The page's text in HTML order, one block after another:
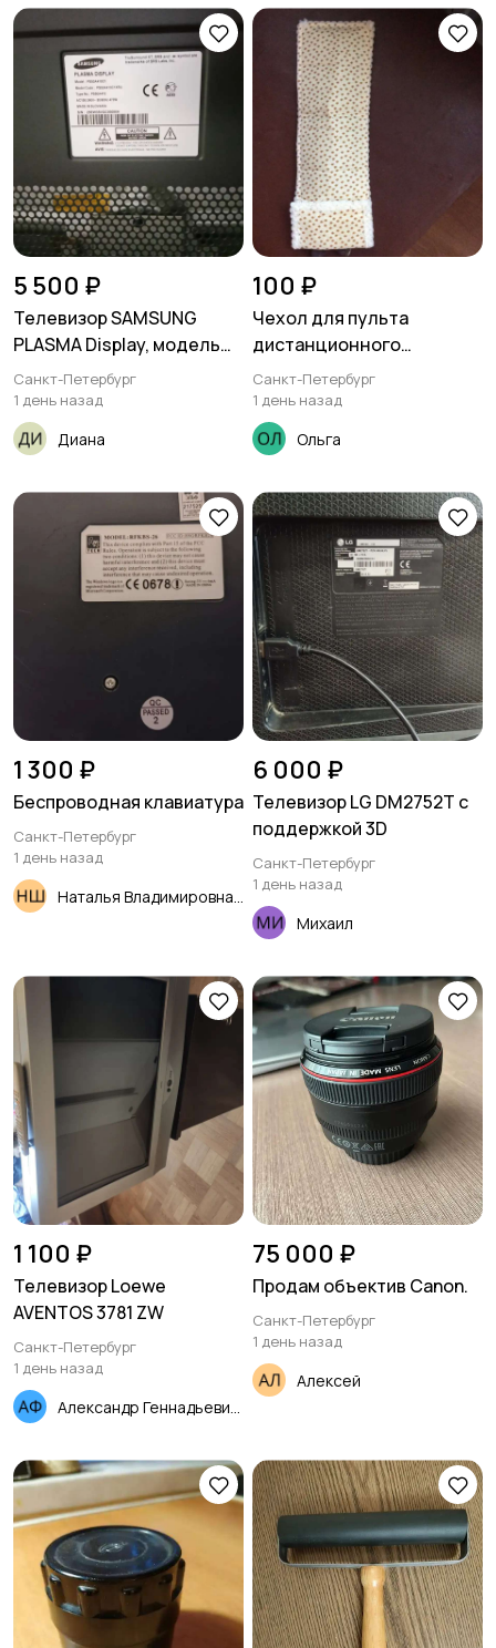
5 500 ₽
Телевизор SAMSUNG
PLASMA Display, модель
PS50A410c1
Санкт-Петербург
1 день назад
Диана
100 ₽
Чехол для пульта
дистанционного
управления ТВ.
Санкт-Петербург
1 день назад
Ольга
1 300 ₽
Беспроводная клавиатура
Санкт-Петербург
1 день назад
6 000 ₽
Телевизор LG DM2752T с
поддержкой 3D
Санкт-Петербург
1 день назад
Михаил
1 100 ₽
Телевизор Loewe
AVENTOS 3781 ZW
Санкт-Петербург
1 день назад
75 000 ₽
Продам объектив Canon.
Санкт-Петербург
1 день назад
Алексей